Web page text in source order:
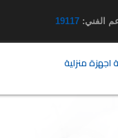
الفني: 19117
اجهزة منزلية